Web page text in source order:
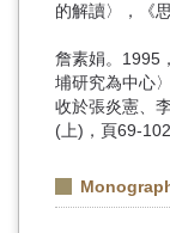
的解讀〉，《
詹素娟。1995
埔研究為中心
收於張炎憲、
(上)，頁69-